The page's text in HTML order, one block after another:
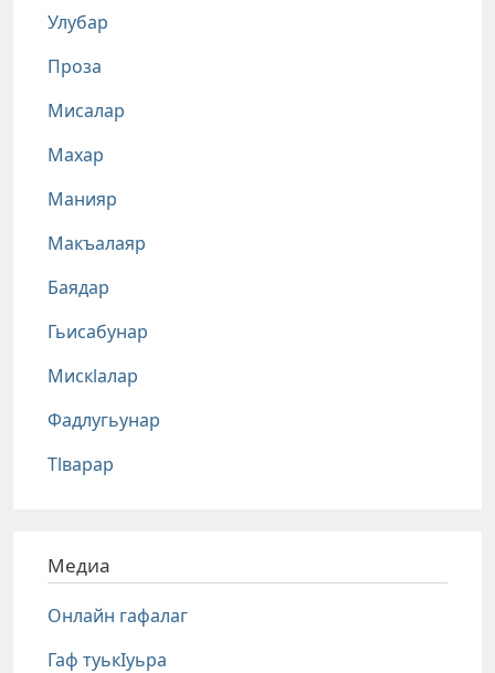
Улубар
Проза
Мисалар
Махар
Манияр
Макъалаяр
Баядар
Гьисабунар
Мискlалар
Фадлугьунар
Тlварар
Медиа
Онлайн гафалаг
Гаф туькIуьра